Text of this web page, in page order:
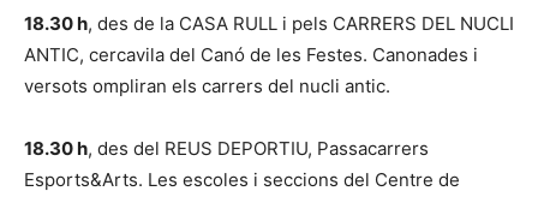
18.30 h, des de la CASA RULL i pels CARRERS DEL NUCLI
ANTIC, cercavila del Canó de les Festes. Canonades i
versots ompliran els carrers del nucli antic.
18.30 h, des del REUS DEPORTIU, Passacarrers
Esports&Arts. Les escoles i seccions del Centre de